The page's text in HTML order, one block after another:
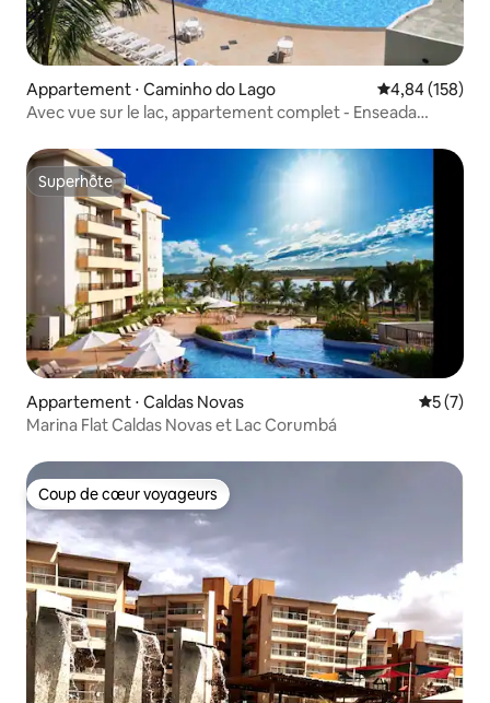
Appartement ⋅ Caminho do Lago Évaluation
4,84 (158)
Avec vue sur le lac, appartement complet - Enseada
Superhôte
Superhôte
Appartement ⋅ Caldas Novas
5 (7)
Marina Flat Caldas Novas et Lac Corumbá
Coup de cœur voyageurs
Coup de cœur voyageurs